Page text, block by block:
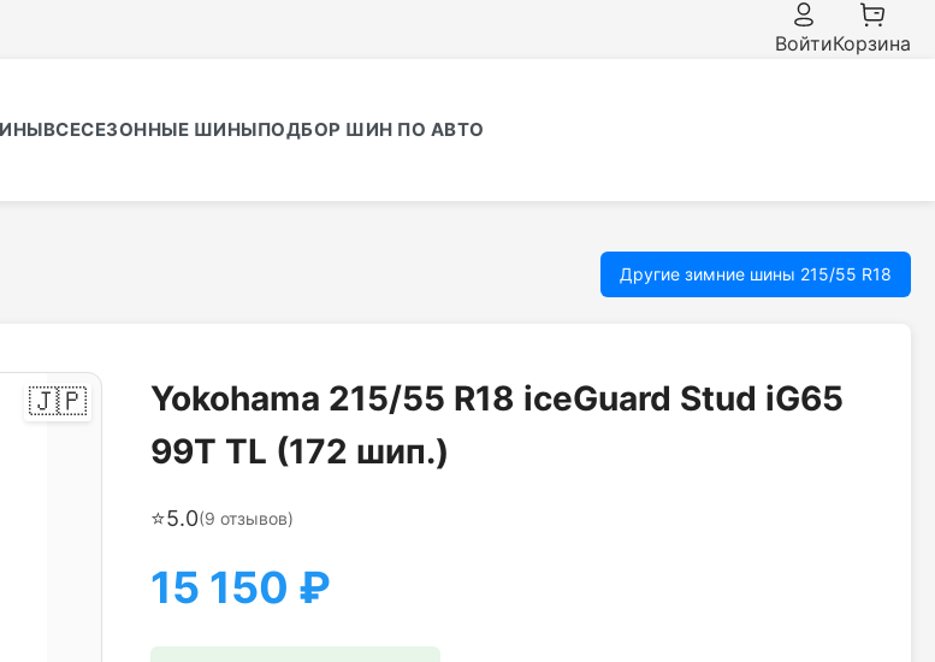
ВойтиКорзина
ВСЕСЕЗОННЫЕ ШИНЫПОДБОР ШИН ПО АВТО
Другие зимние шины 215/55 R18
🇯🇵
Yokohama 215/55 R18 iceGuard Stud iG65
99T TL (172 шип.)
⭐5.0(9 отзывов)
15 150 ₽